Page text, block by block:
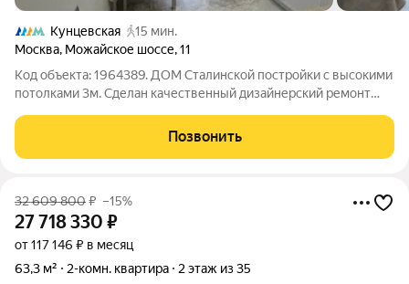
Кунцевская
15 мин.
Москва, Можайское шоссе,11
Код объекта: 1964389. ДОМ Сталинской постройки с высокими
потолками 3м. Сделан качественный дизайнерский ремонт
Прозрачные документы!!! Квартира расположена на третьем
этаже пятиэтажного
Позвонить
32 609 800₽ –15%
27 718 330 ₽
от 117 146 ₽ в месяц
63,3 м²
2-комн. квартира 2 этаж из 35